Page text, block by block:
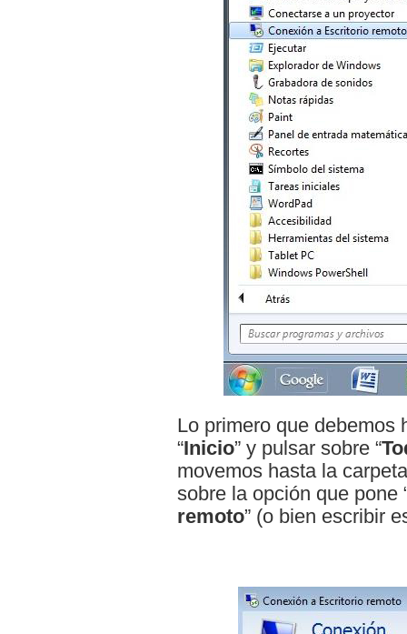
Lo primero que debemos
“Inicio” y pulsar sobre “
movemos hasta la
sobre la opción que pone
remoto” (o bien escribir